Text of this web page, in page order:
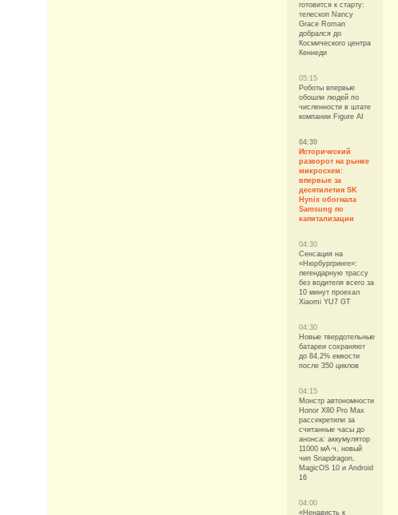
готовится к старту:
телескоп Nancy
Grace Roman
добрался до
Космического центра
Кеннеди
05:15
Роботы впервые
обошли людей по
численности в штате
компании Figure AI
04:30
Исторический
разворот на рынке
микросхем:
впервые за
десятилетия SK
Hynix обогнала
Samsung по
капитализации
04:30
Сенсация на
«Нюрбургринге»:
легендарную трассу
без водителя всего за
10 минут проехал
Xiaomi YU7 GT
04:30
Новые твердотельные
батареи сохраняют
до 84,2% емкости
после 350 циклов
04:15
Монстр автономности
Honor X80 Pro Max
рассекретили за
считанные часы до
анонса: аккумулятор
11000 мА·ч, новый
чип Snapdragon,
MagicOS 10 и Android
16
04:00
«Ненависть к